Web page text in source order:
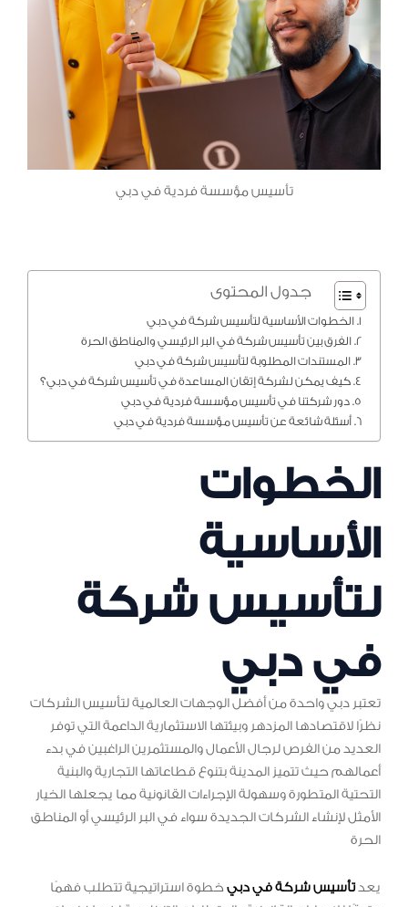
تأسيس مؤسسة فردية في دبي
جدول المحتوى
الخطوات الأساسية لتأسيس شركة في دبي
الفرق بين تأسيس شركة في البر الرئيسي والمناطق الحرة
المستندات المطلوبة لتأسيس شركة في دبي
كيف يمكن لشركة إتقان المساعدة في تأسيس شركة في دبي؟
دور شركتنا في تأسيس مؤسسة فردية في دبي
أسئلة شائعة عن تأسيس مؤسسة فردية في دبي
الخطوات
الأساسية
لتأسيس شركة
في دبي
تعتبر دبي واحدة من أفضل الوجهات العالمية لتأسيس الشركات
نظرًا لاقتصادها المزدهر وبيئتها الاستثمارية الداعمة التي توفر
العديد من الفرص لرجال الأعمال والمستثمرين الراغبين في بدء
أعمالهم حيث تتميز المدينة بتنوع قطاعاتها التجارية والبنية
التحتية المتطورة وسهولة الإجراءات القانونية مما يجعلها الخيار
الأمثل لإنشاء الشركات الجديدة سواء في البر الرئيسي أو المناطق
الحرة
يعدتأسيس شركة في دبيخطوة استراتيجية تتطلب فهمًا